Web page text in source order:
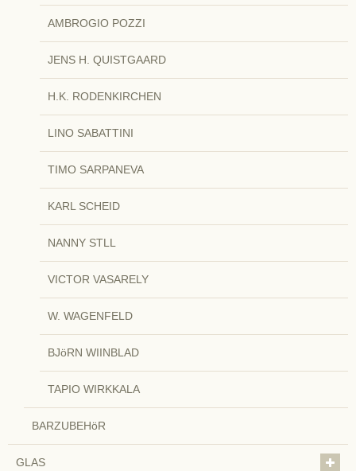
AMBROGIO POZZI
JENS H. QUISTGAARD
H.K. RODENKIRCHEN
LINO SABATTINI
TIMO SARPANEVA
KARL SCHEID
NANNY STLL
VICTOR VASARELY
W. WAGENFELD
BJöRN WIINBLAD
TAPIO WIRKKALA
BARZUBEHöR
GLAS